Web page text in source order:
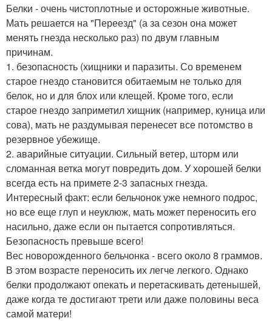
Белки - очень чистоплотные и осторожные животные.
Мать решается на "Переезд" (а за сезон она может
менять гнезда несколько раз) по двум главным
причинам.
1. безопасность (хищники и паразиты. Со временем
старое гнездо становится обитаемым не только для
белок, но и для блох или клещей. Кроме того, если
старое гнездо заприметил хищник (например, куница или
сова), мать не раздумывая перенесет все потомство в
резервное убежище.
2. аварийные ситуации. Сильный ветер, шторм или
сломанная ветка могут повредить дом. У хорошей белки
всегда есть на примете 2-3 запасных гнезда.
Интересный факт: если бельчонок уже немного подрос,
но все еще глуп и неуклюж, мать может переносить его
насильно, даже если он пытается сопротивляться.
Безопасность превыше всего!
Вес новорожденного бельчонка - всего около 8 граммов.
В этом возрасте переносить их легче легкого. Однако
белки продолжают опекать и перетаскивать детенышей,
даже когда те достигают трети или даже половины веса
самой матери!